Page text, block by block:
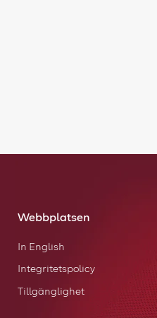
Webbplatsen
In English
Integritetspolicy
Tillgänglighet